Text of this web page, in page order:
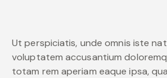
Ut perspiciatis, unde omnis iste
voluptatem accusantium
totam rem aperiam eaque ipsa,